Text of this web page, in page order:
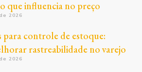
que influencia no preço
2026
para controle de estoque:
rastreabilidade no varejo
2026